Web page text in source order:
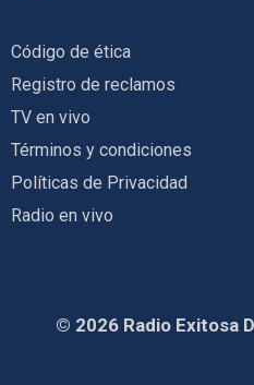
Código de ética
Registro de reclamos
TV en vivo
Términos y condiciones
Políticas de Privacidad
Radio en vivo
© 2026 Radio Exitosa